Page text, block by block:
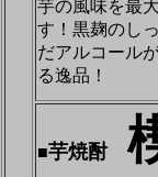
芋の風味を最
す！黒麹のし
だアルコール
る逸品！
■芋焼酎